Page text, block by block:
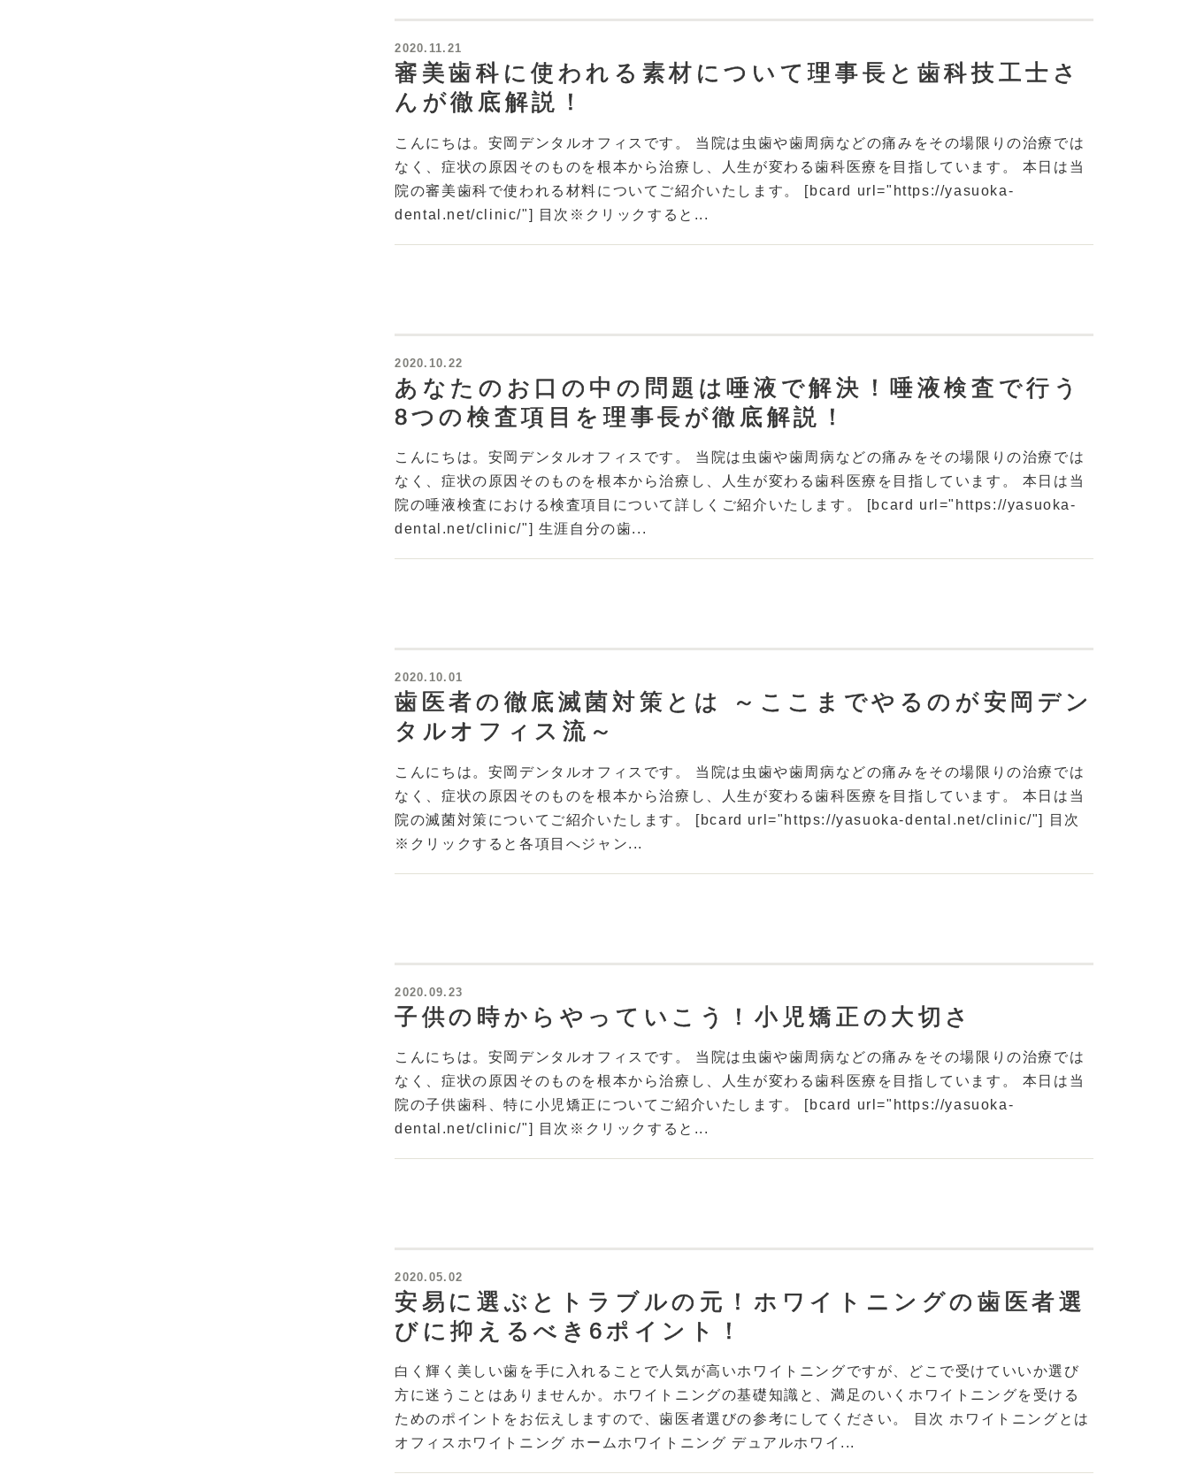
2020.11.21
審美歯科に使われる素材について理事長と歯科技工士さ
んが徹底解説！
こんにちは。安岡デンタルオフィスです。 当院は虫歯や歯周病などの痛みをその場限りの治療では
なく、症状の原因そのものを根本から治療し、人生が変わる歯科医療を目指しています。 本日は当
院の審美歯科で使われる材料についてご紹介いたします。 [bcard url="https://yasuoka-
dental.net/clinic/"] 目次※クリックすると...
2020.10.22
あなたのお口の中の問題は唾液で解決！唾液検査で行う
8つの検査項目を理事長が徹底解説！
こんにちは。安岡デンタルオフィスです。 当院は虫歯や歯周病などの痛みをその場限りの治療では
なく、症状の原因そのものを根本から治療し、人生が変わる歯科医療を目指しています。 本日は当
院の唾液検査における検査項目について詳しくご紹介いたします。 [bcard url="https://yasuoka-
dental.net/clinic/"] 生涯自分の歯...
2020.10.01
歯医者の徹底滅菌対策とは ～ここまでやるのが安岡デン
タルオフィス流～
こんにちは。安岡デンタルオフィスです。 当院は虫歯や歯周病などの痛みをその場限りの治療では
なく、症状の原因そのものを根本から治療し、人生が変わる歯科医療を目指しています。 本日は当
院の滅菌対策についてご紹介いたします。 [bcard url="https://yasuoka-dental.net/clinic/"] 目次
※クリックすると各項目へジャン...
2020.09.23
子供の時からやっていこう！小児矯正の大切さ
こんにちは。安岡デンタルオフィスです。 当院は虫歯や歯周病などの痛みをその場限りの治療では
なく、症状の原因そのものを根本から治療し、人生が変わる歯科医療を目指しています。 本日は当
院の子供歯科、特に小児矯正についてご紹介いたします。 [bcard url="https://yasuoka-
dental.net/clinic/"] 目次※クリックすると...
2020.05.02
安易に選ぶとトラブルの元！ホワイトニングの歯医者選
びに抑えるべき6ポイント！
白く輝く美しい歯を手に入れることで人気が高いホワイトニングですが、どこで受けていいか選び
方に迷うことはありませんか。ホワイトニングの基礎知識と、満足のいくホワイトニングを受ける
ためのポイントをお伝えしますので、歯医者選びの参考にしてください。 目次 ホワイトニングとは
オフィスホワイトニング ホームホワイトニング デュアルホワイ...